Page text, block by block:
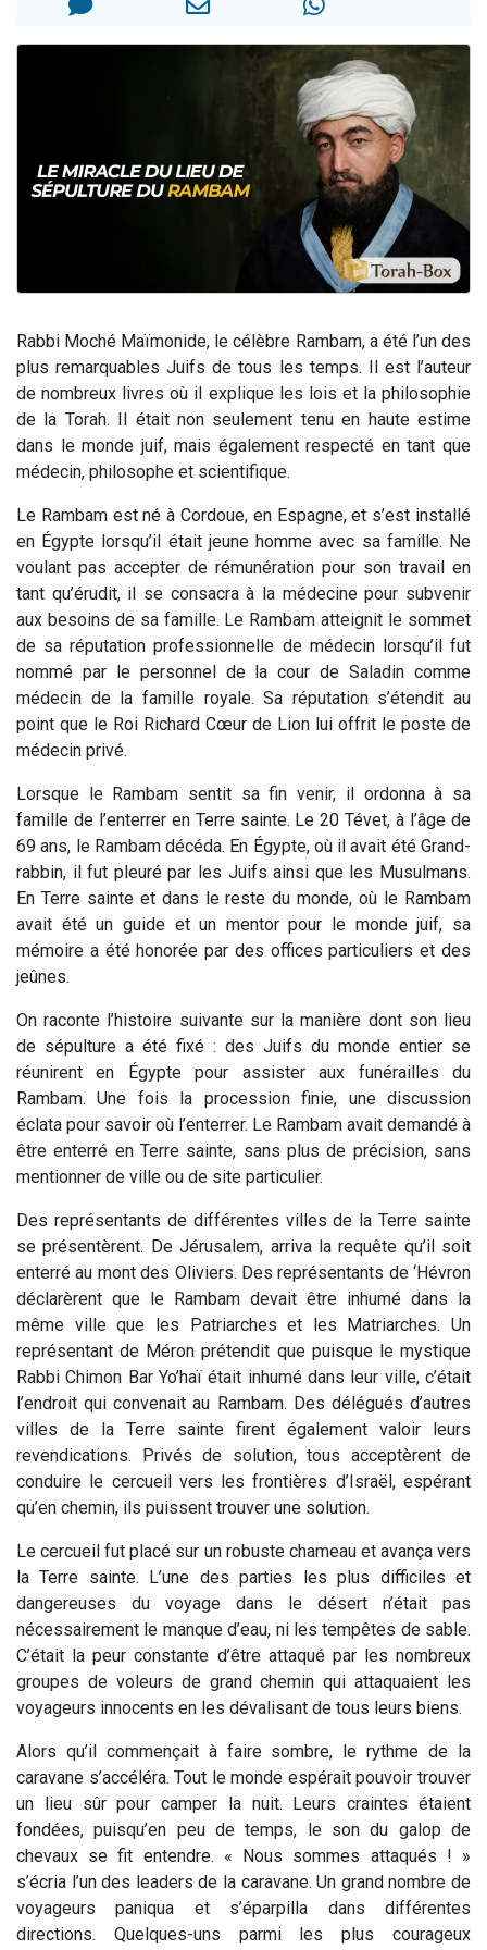
30 personnes viennent de faire un don pour Sauvez la jambe de Yohan
Il reste 49 places pour étudier en groupe sur Zoom
12 nouvelles musiques dans Torah-Box Music
Rabbi Moché Maïmonide, le célèbre Rambam, a été l’un des
plus remarquables Juifs de tous les temps. Il est l’auteur
de nombreux livres où il explique les lois et la philosophie
de la Torah. Il était non seulement tenu en haute estime
dans le monde juif, mais également respecté en tant que
médecin, philosophe et scientifique.
Le Rambam est né à Cordoue, en Espagne, et s’est installé
en Égypte lorsqu’il était jeune homme avec sa famille. Ne
voulant pas accepter de rémunération pour son travail en
tant qu’érudit, il se consacra à la médecine pour subvenir
aux besoins de sa famille. Le Rambam atteignit le sommet
de sa réputation professionnelle de médecin lorsqu’il fut
nommé par le personnel de la cour de Saladin comme
médecin de la famille royale. Sa réputation s’étendit au
point que le Roi Richard Cœur de Lion lui offrit le poste de
médecin privé.
Lorsque le Rambam sentit sa fin venir, il ordonna à sa
famille de l’enterrer en Terre sainte. Le 20 Tévet, à l’âge de
69 ans, le Rambam décéda. En Égypte, où il avait été Grand-
rabbin, il fut pleuré par les Juifs ainsi que les Musulmans.
En Terre sainte et dans le reste du monde, où le Rambam
avait été un guide et un mentor pour le monde juif, sa
mémoire a été honorée par des offices particuliers et des
jeûnes.
On raconte l’histoire suivante sur la manière dont son lieu
de sépulture a été fixé : des Juifs du monde entier se
réunirent en Égypte pour assister aux funérailles du
Rambam. Une fois la procession finie, une discussion
éclata pour savoir où l’enterrer. Le Rambam avait demandé à
être enterré en Terre sainte, sans plus de précision, sans
mentionner de ville ou de site particulier.
Des représentants de différentes villes de la Terre sainte
se présentèrent. De Jérusalem, arriva la requête qu’il soit
enterré au mont des Oliviers. Des représentants de ‘Hévron
déclarèrent que le Rambam devait être inhumé dans la
même ville que les Patriarches et les Matriarches. Un
représentant de Méron prétendit que puisque le mystique
Rabbi Chimon Bar Yo’haï était inhumé dans leur ville, c’était
l’endroit qui convenait au Rambam. Des délégués d’autres
villes de la Terre sainte firent également valoir leurs
revendications. Privés de solution, tous acceptèrent de
conduire le cercueil vers les frontières d’Israël, espérant
qu’en chemin, ils puissent trouver une solution.
Le cercueil fut placé sur un robuste chameau et avança vers
la Terre sainte. L’une des parties les plus difficiles et
dangereuses du voyage dans le désert n’était pas
nécessairement le manque d’eau, ni les tempêtes de sable.
C’était la peur constante d’être attaqué par les nombreux
groupes de voleurs de grand chemin qui attaquaient les
voyageurs innocents en les dévalisant de tous leurs biens.
Alors qu’il commençait à faire sombre, le rythme de la
caravane s’accéléra. Tout le monde espérait pouvoir trouver
un lieu sûr pour camper la nuit. Leurs craintes étaient
fondées, puisqu’en peu de temps, le son du galop de
chevaux se fit entendre. « Nous sommes attaqués ! »
s’écria l’un des leaders de la caravane. Un grand nombre de
voyageurs paniqua et s’éparpilla dans différentes
directions. Quelques-uns parmi les plus courageux